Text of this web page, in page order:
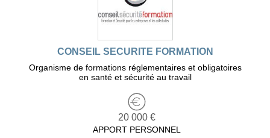
CONSEIL SECURITE FORMATION
Organisme de formations réglementaires et obligatoires
en santé et sécurité au travail
20 000 €
APPORT PERSONNEL